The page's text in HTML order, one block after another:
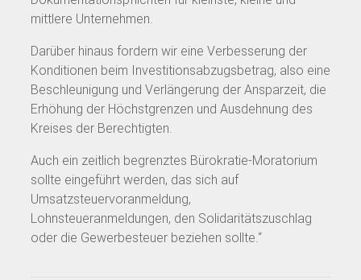
mittlere Unternehmen.
Darüber hinaus fordern wir eine Verbesserung der
Konditionen beim Investitionsabzugsbetrag, also eine
Beschleunigung und Verlängerung der Ansparzeit, die
Erhöhung der Höchstgrenzen und Ausdehnung des
Kreises der Berechtigten.
Auch ein zeitlich begrenztes Bürokratie-Moratorium
sollte eingeführt werden, das sich auf
Umsatzsteuervoranmeldung,
Lohnsteueranmeldungen, den Solidaritätszuschlag
oder die Gewerbesteuer beziehen sollte.“